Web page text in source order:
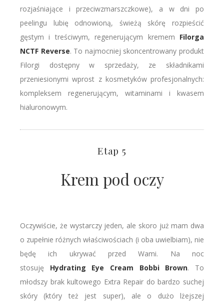
rozjaśniające i przeciwzmarszczkowe), a w dni po
peelingu lubię odnowioną, świeżą skórę rozpieścić
gęstym i treściwym, regenerującym kremem Filorga
NCTF Reverse. To najmocniej skoncentrowany produkt
Filorgi dostępny w sprzedaży, ze składnikami
przeniesionymi wprost z kosmetyków profesjonalnych:
kompleksem regenerującym, witaminami i kwasem
hialuronowym.
Etap 5
Krem pod oczy
Oczywiście, że wystarczy jeden, ale skoro już mam dwa
o zupełnie różnych właściwościach (i oba uwielbiam), nie
będę ich ukrywać przed Wami. Na noc
stosuję Hydrating Eye Cream Bobbi Brown. To
młodszy brak kultowego Extra Repair do bardzo suchej
skóry (który też jest super), ale o dużo lżejszej